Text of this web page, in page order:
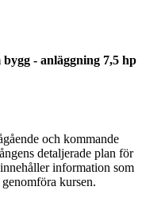
- anläggning 7,5 hp
och kommande
detaljerade plan för
information som
kursen.